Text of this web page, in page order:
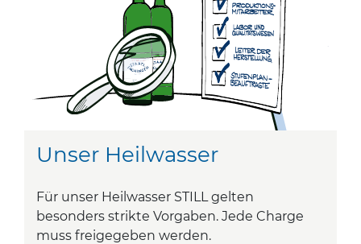
Unser Heilwasser
Für unser Heilwasser STILL gelten
besonders strikte Vorgaben. Jede Charge
muss freigegeben werden.